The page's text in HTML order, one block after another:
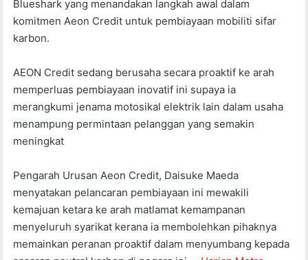
Blueshark yang menandakan langkah awal dalam
komitmen Aeon Credit untuk pembiayaan mobiliti sifar
karbon.
AEON Credit sedang berusaha secara proaktif ke arah
memperluas pembiayaan inovatif ini supaya ia
merangkumi jenama motosikal elektrik lain dalam usaha
menampung permintaan pelanggan yang semakin
meningkat
Pengarah Urusan Aeon Credit, Daisuke Maeda
menyatakan pelancaran pembiayaan ini mewakili
kemajuan ketara ke arah matlamat kemampanan
menyeluruh syarikat kerana ia membolehkan pihaknya
memainkan peranan proaktif dalam menyumbang kepada